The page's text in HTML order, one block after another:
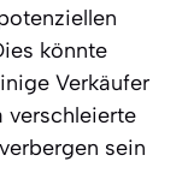
könnte
Verkäufer
verschleierte
sein